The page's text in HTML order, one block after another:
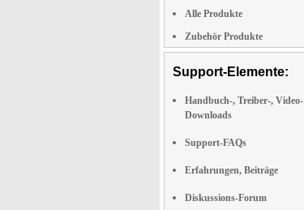
Alle Produkte
Zubehör Produkte
Support-Elemente:
Handbuch-, Treiber-, Video-
Downloads
Support-FAQs
Erfahrungen, Beiträge
Diskussions-Forum